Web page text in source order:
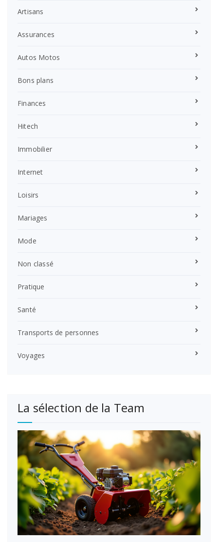
Artisans
Assurances
Autos Motos
Bons plans
Finances
Hitech
Immobilier
Internet
Loisirs
Mariages
Mode
Non classé
Pratique
Santé
Transports de personnes
Voyages
La sélection de la Team